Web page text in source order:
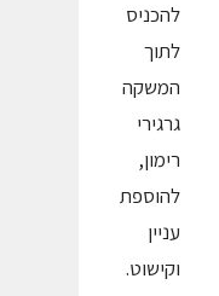
להכניס
לתוך
המשקה
גרגירי
רימון,
להוספת
עניין
וקישוט.